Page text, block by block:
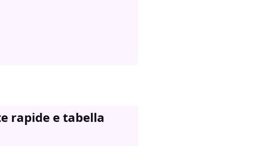
rapide e tabella